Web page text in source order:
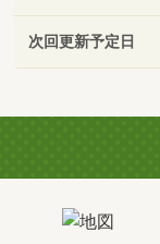
次回更新予定日